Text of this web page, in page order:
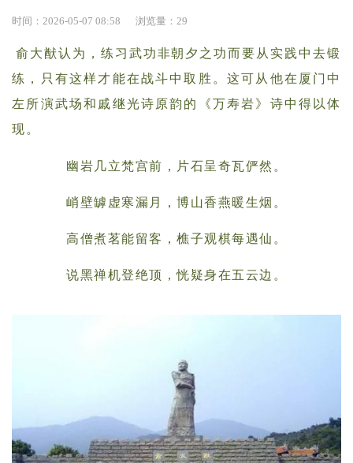
时间：2026-05-07 08:58 浏览量：29
俞大猷认为，练习武功非朝夕之功而要从实践中去锻
练，只有这样才能在战斗中取胜。这可从他在厦门中
左所演武场和戚继光诗原韵的《万寿岩》诗中得以体
现。
幽岩几立梵宫前，片石呈奇瓦俨然。
峭壁罅虚寒漏月，博山香燕暖生烟。
高僧煮茗能留客，樵子观棋每遇仙。
说黑禅机登绝顶，恍疑身在五云边。